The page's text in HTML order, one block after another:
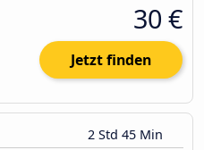
30 €
Jetzt finden
2 Std 45 Min